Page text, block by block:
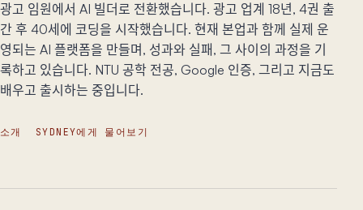
광고 임원에서 AI 빌더로 전환했습니다. 광고 업계 18년, 4권 출
간 후 40세에 코딩을 시작했습니다. 현재 본업과 함께 실제 운
영되는 AI 플랫폼을 만들며, 성과와 실패, 그 사이의 과정을 기
록하고 있습니다. NTU 공학 전공, Google 인증, 그리고 지금도
배우고 출시하는 중입니다.
소개 SYDNEY에게 물어보기